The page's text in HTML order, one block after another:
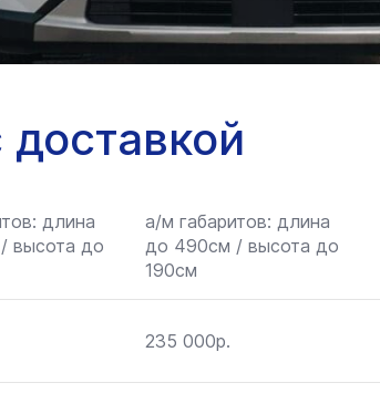
длина
высота до
а/м габаритов: длина
до 490см / высота до
190см
235 000р.